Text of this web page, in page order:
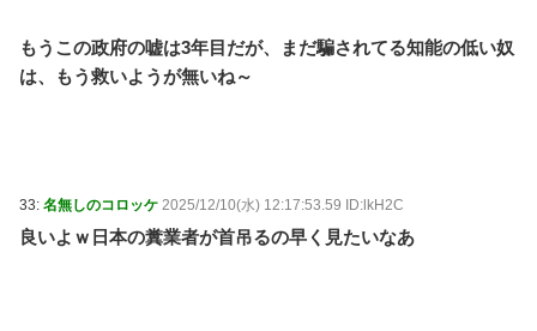
もうこの政府の嘘は3年目だが、まだ騙されてる知能の低い奴
は、もう救いようが無いね～
33: 名無しのコロッケ 2025/12/10(水) 12:17:53.59 ID:lkH2C
良いよｗ日本の糞業者が首吊るの早く見たいなあ